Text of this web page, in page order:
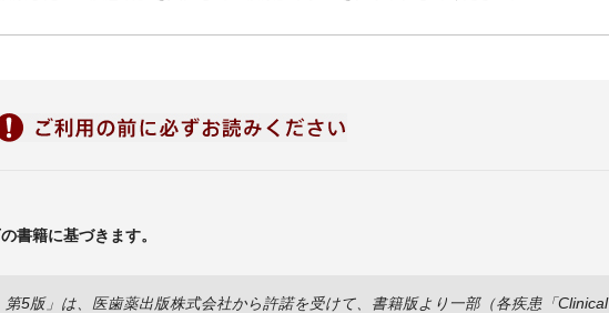
書籍に基づきます。
5版」は、医歯薬出版株式会社から許諾を受けて、書籍版より一部（各疾患「Clinical